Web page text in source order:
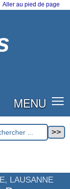
Aller au pied de page
MENU
LAUSANNE